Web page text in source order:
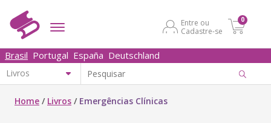
Entre ou
Cadastre-se
0
Brasil Portugal España Deutschland
Home / Livros / Emergências Clínicas